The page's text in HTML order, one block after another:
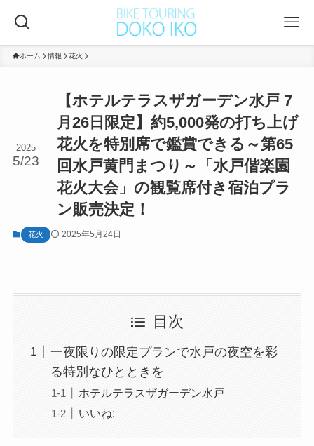
ホーム 情報 花火
【ホテルテラスザガーデン水戸 7
月26日限定】約5,000発の打ち上げ
花火を特別席で鑑賞できる～第65
回水戸黄門まつり～「水戸偕楽園
花火大会」の観覧席付き宿泊プラ
ン販売決定！
2025
5/23
花火 2025年5月24日
目次
一夜限りの限定プランで水戸の夜空を彩
る特別なひとときを
ホテルテラスザガーデン水戸
いいね: